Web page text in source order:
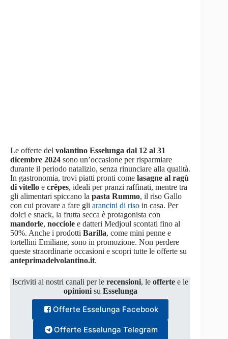
Le offerte del volantino Esselunga dal 12 al 31
dicembre 2024 sono un’occasione per risparmiare
durante il periodo natalizio, senza rinunciare alla qualità.
In gastronomia, trovi piatti pronti come lasagne al ragù
di vitello e crêpes, ideali per pranzi raffinati, mentre tra
gli alimentari spiccano la pasta Rummo, il riso Gallo
con cui provare a fare gli arancini di riso in casa. Per
dolci e snack, la frutta secca è protagonista con
mandorle, nocciole e datteri Medjoul scontati fino al
50%. Anche i prodotti Barilla, come mini penne e
tortellini Emiliane, sono in promozione. Non perdere
queste straordinarie occasioni e scopri tutte le offerte su
anteprimadelvolantino.it.
Iscriviti ai nostri canali per lerecensioni, leoffertee le
opinioni su Esselunga
Offerte Esselunga Facebook
Offerte Esselunga Telegram